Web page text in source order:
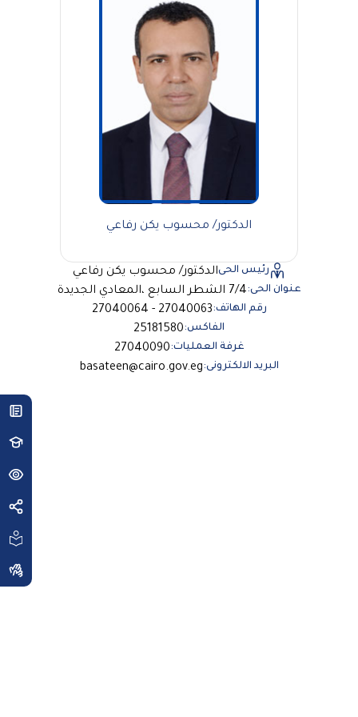
الدكتور/ محسوب يكن رفاعي
رئيس الحىالدكتور/ محسوب يكن رفاعي
عنوان الحى:7/4 الشطر السابع ،المعادي الجديدة
رقم الهاتف:27040063 - 27040064
الفاكس:25181580
غرفة العمليات:27040090
البريد الالكترونى:basateen@cairo.gov.eg